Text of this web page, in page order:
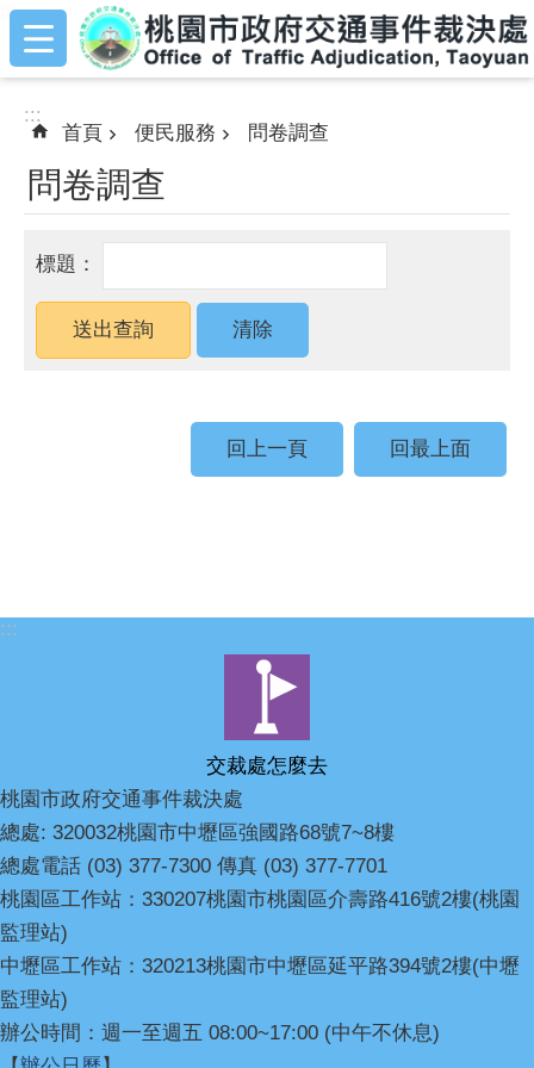
跳到主要內容區塊
:::
:::
首頁 便民服務 問卷調查
問卷調查
回上一頁 回最上面
:::
交裁處怎麼去
桃園市政府交通事件裁決處
總處: 320032桃園市中壢區強國路68號7~8樓
總處電話 (03) 377-7300 傳真 (03) 377-7701
桃園區工作站：330207桃園市桃園區介壽路416號2樓(桃園
監理站)
中壢區工作站：320213桃園市中壢區延平路394號2樓(中壢
監理站)
辦公時間：週一至週五 08:00~17:00 (中午不休息)